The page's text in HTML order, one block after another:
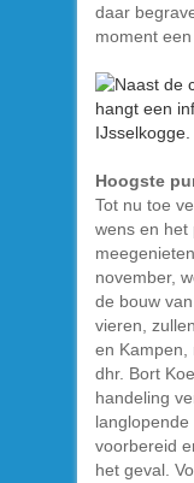
daar
moment
Hoogste
Tot nu toe
wens en het
november,
de bouw
vieren,
en Kampen,
dhr. Bort
handeling
voorbereid
het geval.